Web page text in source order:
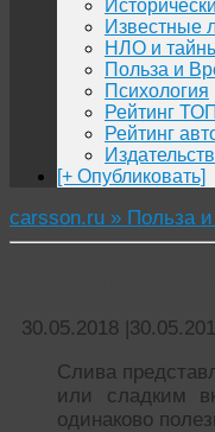
Известные
НЛО и
Польза и
Психология
Рейтинг
Рейтинг
[+ Опубликовать]
carsson.ru » Польза
30.05.2018 |
Слива
или сладким
одинаково